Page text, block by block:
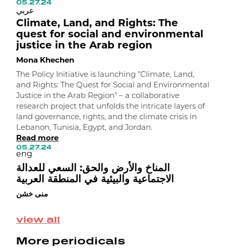
view all
05.27.24
عربي
Climate, Land, and Rights: The
quest for social and environmental
justice in the Arab region
Mona Khechen
The Policy Initiative is launching "Climate, Land,
and Rights: The Quest for Social and Environmental
Justice in the Arab Region" – a collaborative
research project that unfolds the intricate layers of
land governance, rights, and the climate crisis in
Lebanon, Tunisia, Egypt, and Jordan.
Read more
05.27.24
eng
المناخ والأرض والحق: السعي للعدالة
الاجتماعية والبيئية في المنطقة العربية
منى خشن
More periodicals